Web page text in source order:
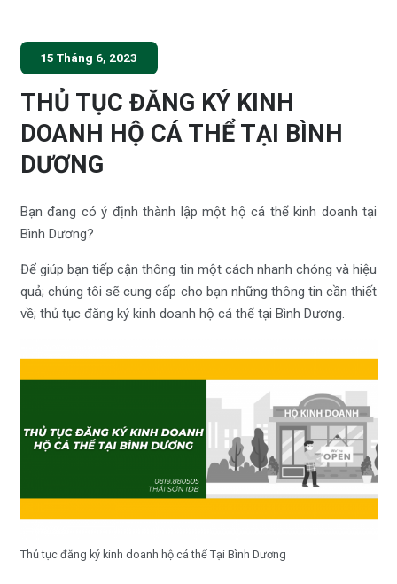
15 Tháng 6, 2023
THỦ TỤC ĐĂNG KÝ KINH
DOANH HỘ CÁ THỂ TẠI BÌNH
DƯƠNG
Bạn đang có ý định thành lập một hộ cá thể kinh doanh tại
Bình Dương?
Để giúp bạn tiếp cận thông tin một cách nhanh chóng và hiệu
quả; chúng tôi sẽ cung cấp cho bạn những thông tin cần thiết
về; thủ tục đăng ký kinh doanh hộ cá thể tại Bình Dương.
Thủ tục đăng ký kinh doanh hộ cá thể Tại Bình Dương